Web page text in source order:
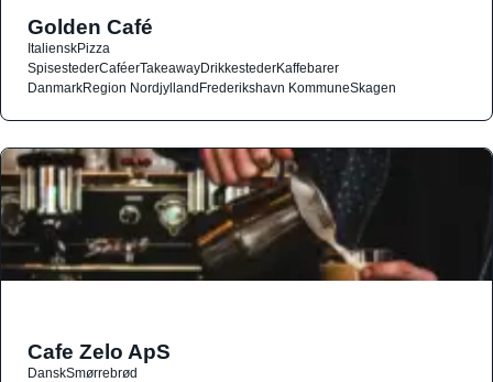
Golden Café
ItalienskPizza
SpisestederCaféerTakeawayDrikkestederKaffebarer
DanmarkRegion NordjyllandFrederikshavn KommuneSkagen
Cafe Zelo ApS
DanskSmørrebrød